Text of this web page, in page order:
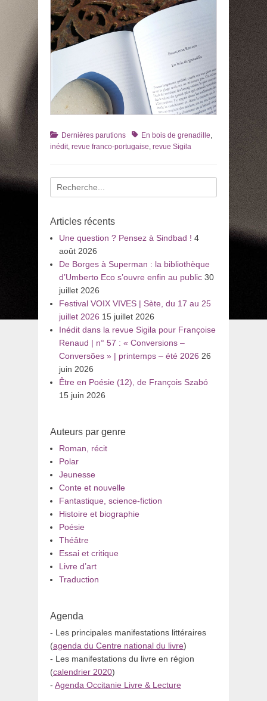
Catégories
Dernières parutions TagsEn bois de grenadille,
inédit, revue franco-portugaise, revue Sigila
Recherche
pour
Articles récents
Une question ? Pensez à Sindbad ! 4
août 2026
De Borges à Superman : la bibliothèque
d’Umberto Eco s’ouvre enfin au public 30
juillet 2026
Festival VOIX VIVES | Sète, du 17 au 25
juillet 2026 15 juillet 2026
Inédit dans la revue Sigila pour Françoise
Renaud | n° 57 : « Conversions –
Conversões » | printemps – été 2026 26
juin 2026
Être en Poésie (12), de François Szabó
15 juin 2026
Auteurs par genre
Roman, récit
Polar
Jeunesse
Conte et nouvelle
Fantastique, science-fiction
Histoire et biographie
Poésie
Théâtre
Essai et critique
Livre d’art
Traduction
Agenda
- Les principales manifestations littéraires
(agenda du Centre national du livre)
- Les manifestations du livre en région
(calendrier 2020)
- Agenda Occitanie Livre & Lecture